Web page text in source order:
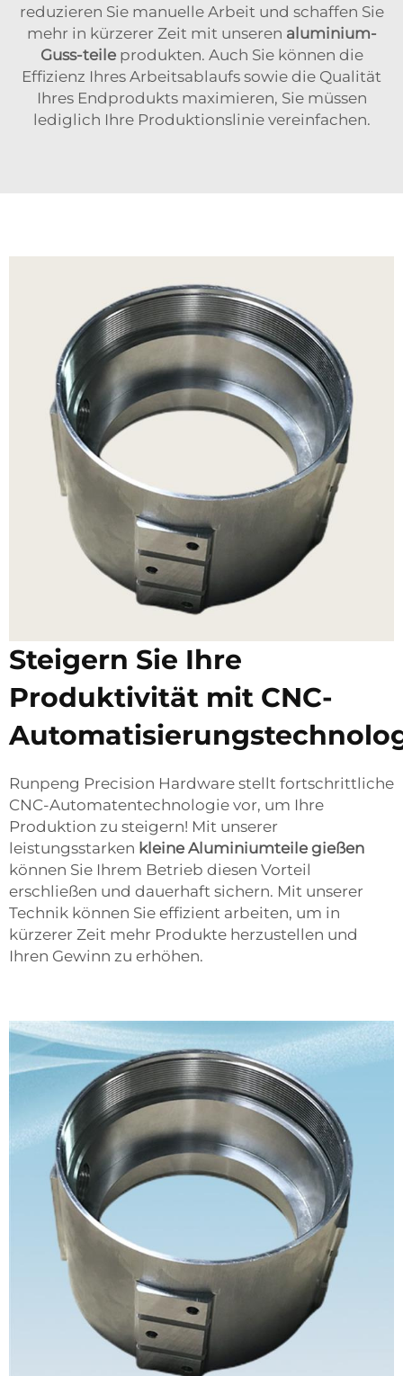
reduzieren Sie manuelle Arbeit und schaffen Sie
mehr in kürzerer Zeit mit unseren aluminium-
Guss-teile produkten. Auch Sie können die
Effizienz Ihres Arbeitsablaufs sowie die Qualität
Ihres Endprodukts maximieren, Sie müssen
lediglich Ihre Produktionslinie vereinfachen.
Steigern Sie Ihre
Produktivität mit CNC-
Runpeng Precision Hardware stellt fortschrittliche
CNC-Automatentechnologie vor, um Ihre
Produktion zu steigern! Mit unserer
leistungsstarken kleine Aluminiumteile gießen
können Sie Ihrem Betrieb diesen Vorteil
erschließen und dauerhaft sichern. Mit unserer
Technik können Sie effizient arbeiten, um in
kürzerer Zeit mehr Produkte herzustellen und
Ihren Gewinn zu erhöhen.